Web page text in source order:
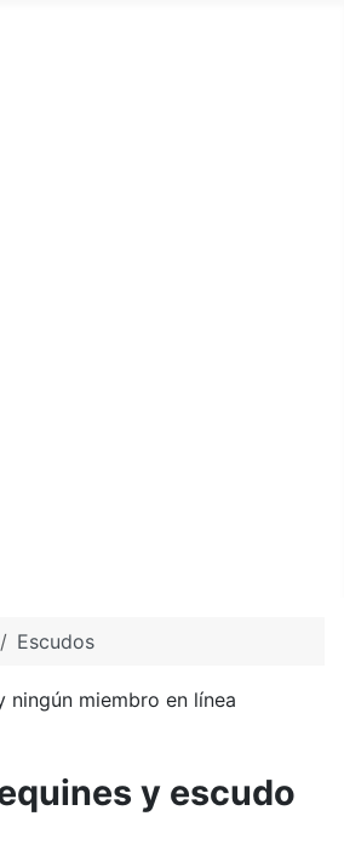
Escudos
ningún miembro en línea
y escudo